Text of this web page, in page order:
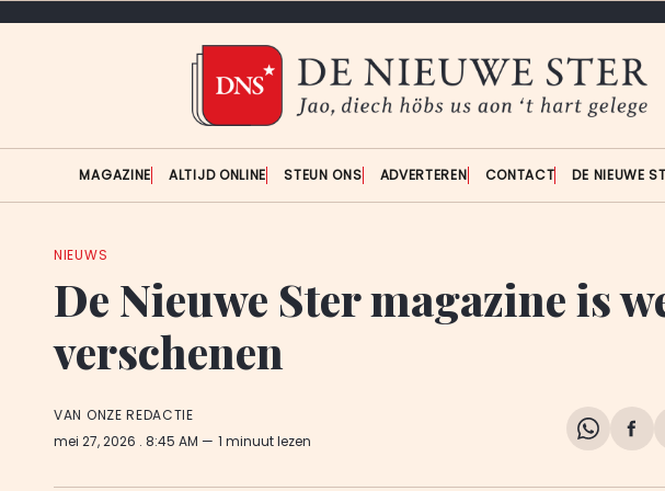
MAGAZINE ALTIJD ONLINE STEUN ONS ADVERTEREN CONTACT DE NIEUWE
NIEUWS
De Nieuwe Ster magazine is
verschenen
VAN ONZE REDACTIE
mei 27, 2026 . 8:45 AM 1 minuut lezen
Share